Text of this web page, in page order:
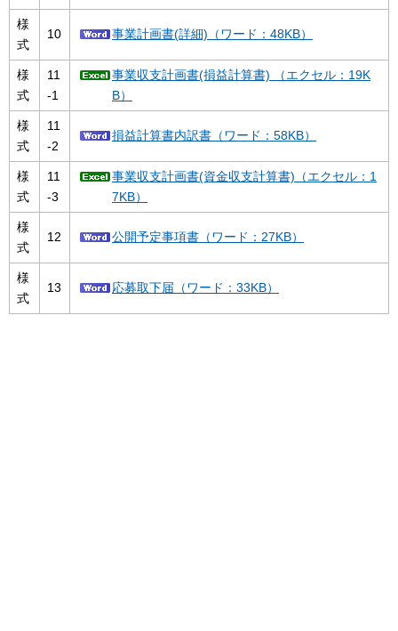
様
式
10 事業計画書(詳細)（ワード：48KB）
様
式
11
-1
事業収支計画書(損益計算書) （エクセル：19K
B）
様
式
11
-2
損益計算書内訳書（ワード：58KB）
様
式
11
-3
事業収支計画書(資金収支計算書)（エクセル：1
7KB）
様
式
12 公開予定事項書（ワード：27KB）
様
式
13 応募取下届（ワード：33KB）